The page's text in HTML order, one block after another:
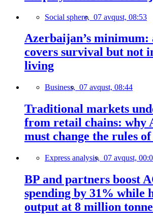
Social sphere, 07 avqust, 08:53
Azerbaijan’s minimum:
covers survival but not
living
Business, 07 avqust, 08:44
Traditional markets
from retail chains: why
must change the rules
Express analysis, 07 avqust,
BP and partners boost
spending by 31% while
output at 8 million